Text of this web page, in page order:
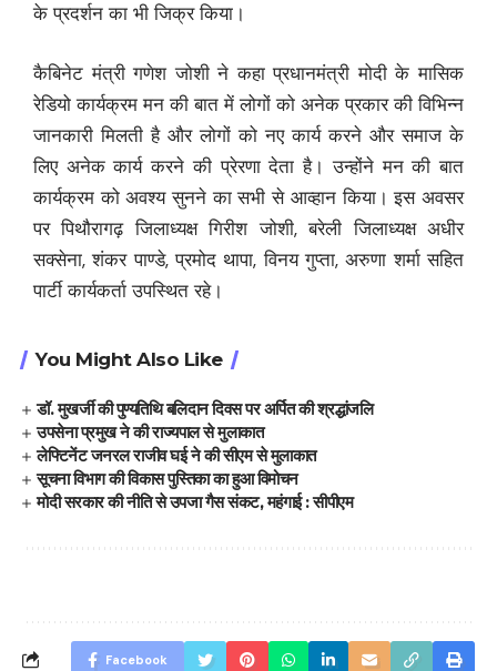
के प्रदर्शन का भी जिक्र किया।
कैबिनेट मंत्री गणेश जोशी ने कहा प्रधानमंत्री मोदी के मासिक
रेडियो कार्यक्रम मन की बात में लोगों को अनेक प्रकार की विभिन्न
जानकारी मिलती है और लोगों को नए कार्य करने और समाज के
लिए अनेक कार्य करने की प्रेरणा देता है। उन्होंने मन की बात
कार्यक्रम को अवश्य सुनने का सभी से आव्हान किया। इस अवसर
पर पिथौरागढ़ जिलाध्यक्ष गिरीश जोशी, बरेली जिलाध्यक्ष अधीर
सक्सेना, शंकर पाण्डे, प्रमोद थापा, विनय गुप्ता, अरुणा शर्मा सहित
पार्टी कार्यकर्ता उपस्थित रहे।
You Might Also Like
डॉ. मुखर्जी की पुण्यतिथि बलिदान दिवस पर अर्पित की श्रद्धांजलि
उपसेना प्रमुख ने की राज्यपाल से मुलाकात
लेफ्टिनेंट जनरल राजीव घई ने की सीएम से मुलाकात
सूचना विभाग की विकास पुस्तिका का हुआ विमोचन
मोदी सरकार की नीति से उपजा गैस संकट, महंगाई : सीपीएम
Facebook